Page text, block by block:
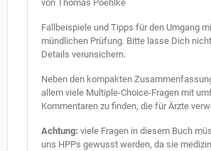
von Thomas Poehlke
Fallbeispiele und Tipps für den Umgang
mündlichen Prüfung. Bitte lasse Dich
Details verunsichern.
Neben den kompakten
allem viele Multiple-Choice-Fragen mit
Kommentaren zu finden, die für Ärzte
Achtung: viele Fragen in diesem Buch
uns HPPs gewusst werden, da sie